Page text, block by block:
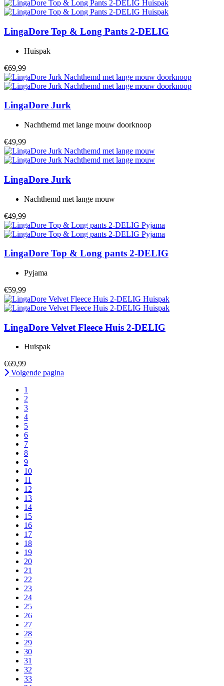
LingaDore Top & Long Pants 2-DELIG
Huispak
€69,99
LingaDore Jurk
Nachthemd met lange mouw doorknoop
€49,99
LingaDore Jurk
Nachthemd met lange mouw
€49,99
LingaDore Top & Long pants 2-DELIG
Pyjama
€59,99
LingaDore Velvet Fleece Huis 2-DELIG
Huispak
€69,99
Volgende pagina
1
2
3
4
5
6
7
8
9
10
11
12
13
14
15
16
17
18
19
20
21
22
23
24
25
26
27
28
29
30
31
32
33